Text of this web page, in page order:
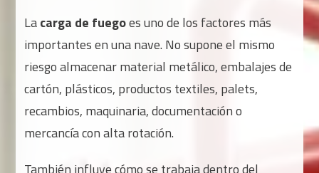
Lacarga de fuegoes uno de los factores más
importantes en una nave. No supone el mismo
riesgo almacenar material metálico, embalajes de
cartón, plásticos, productos textiles, palets,
recambios, maquinaria, documentación o
mercancía con alta rotación.